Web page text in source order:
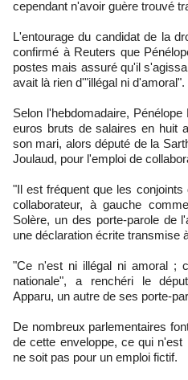
cependant n'avoir guère trouvé
L'entourage du candidat de la
confirmé à Reuters que
postes mais assuré qu'il
avait là rien d'"illégal ni d'amoral".
Selon l'hebdomadaire,
euros bruts de salaires en huit
son mari, alors député de la
Joulaud, pour l'emploi de
"Il est fréquent que les
collaborateur, à gauche
Solère, un des porte-parole de
une déclaration écrite transmise
"Ce n'est ni illégal ni amoral ;
nationale", a renchéri le
Apparu, un autre de ses porte-
De nombreux parlementaires
de cette enveloppe, ce qui
ne soit pas pour un emploi fictif.